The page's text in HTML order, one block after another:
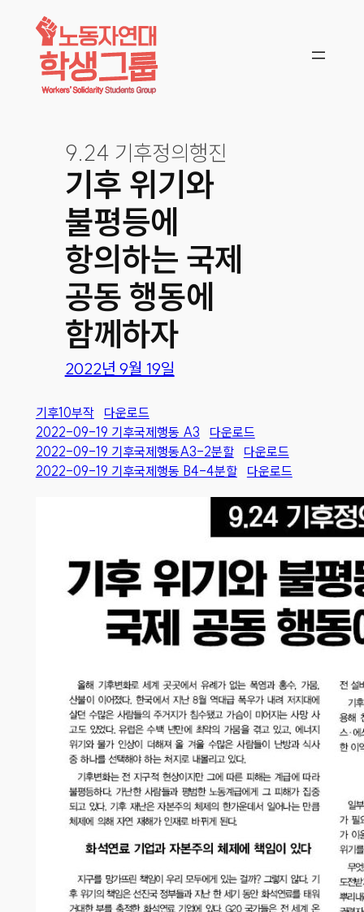
콘텐츠로
바로가기
9.24 기후정의행진
기후 위기와
불평등에
항의하는 국제
공동 행동에
함께하자
2022년 9월 19일
기후10부작
다운로드
2022-09-19 기후국제행동 A3
다운로드
2022-09-19 기후국제행동A3-2분할
다운로드
2022-09-19 기후국제행동 B4-4분할
다운로드